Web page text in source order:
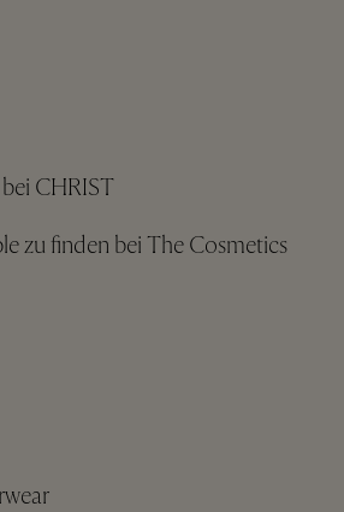
CHRIST
zu finden bei The Cosmetics